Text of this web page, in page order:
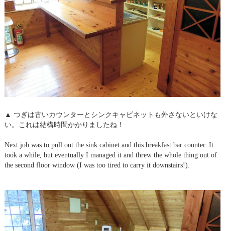
▲ つぎは古いカウンターとシンクキャビネットも外さないといけな
い。これは結構時間かかりましたね！
Next job was to pull out the sink cabinet and this breakfast bar counter. It
took a while, but eventually I managed it and threw the whole thing out of
the second floor window (I was too tired to carry it downstairs!).